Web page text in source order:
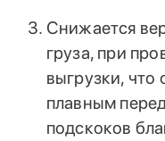
Снижается
груза, при
выгрузки, что
плавным
подскоков